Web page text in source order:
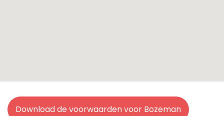
Download de voorwaarden voor Bozeman